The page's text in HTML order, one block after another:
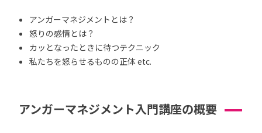
アンガーマネジメントとは？
怒りの感情とは？
カッとなったときに待つテクニック
私たちを怒らせるものの正体 etc.
アンガーマネジメント入門講座の概要